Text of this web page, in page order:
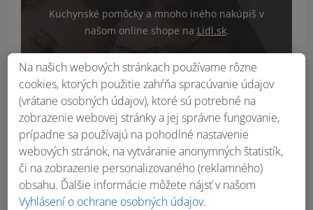
Kuchynské pomôcky a mnoho iného nakúpiš v
našom online shope na Lidl.sk.
Na našich webových stránkach používame rôzne
cookies, ktorých použitie zahŕňa spracúvanie údajov
(vrátane osobných údajov), ktoré sú potrebné na
zobrazenie webovej stránky a jej správne fungovanie,
prípadne sa používajú na pohodlné nastavenie
webových stránok, na vytváranie anonymných štatistík,
či na zobrazenie personalizovaného (reklamného)
obsahu. Ďalšie informácie môžete nájsť v našom
Vyhlásení o ochrane osobných údajov.